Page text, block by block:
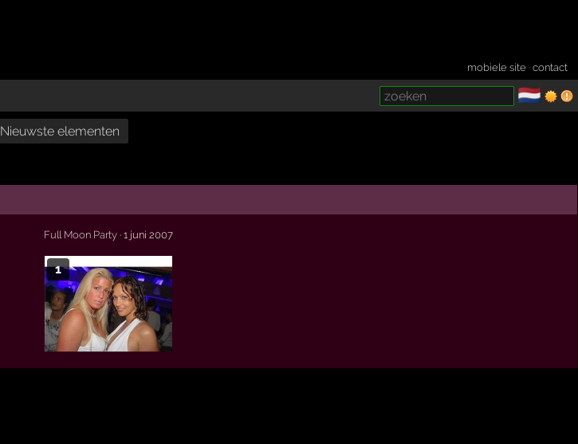
mobiele site ·contact
🇳🇱
Nieuwste elementen
Full Moon Party· 1 juni 2007
1